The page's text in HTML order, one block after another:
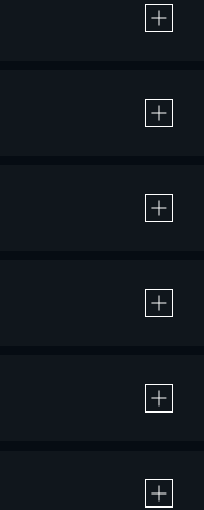
作品の購入 / レンタルです。
、20％のポイント還元です。